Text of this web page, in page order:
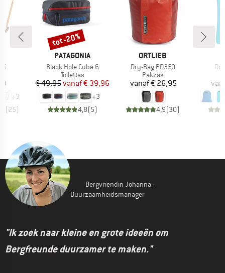
+3
(25)
MERK
PATAGONIA
Artikel
Black Hole Cube 6
Productgroep
Toilettas
Prijs
€ 49,95 Verlaagde prijs
vanaf€ 39,96
+3
4,8(5)
Korting
tot -20%
MERK
ORTLIEB
Artikel
Dry-Bag PD350
Productgroep
Pakzak
Prijs
vanaf€ 26,95
4,9(30)
Bergvriendin Johanna -
Duurzaamheidsmanager
"Ik zoek naar kleine en grote ideeën om
Bergfreunde duurzamer te maken."